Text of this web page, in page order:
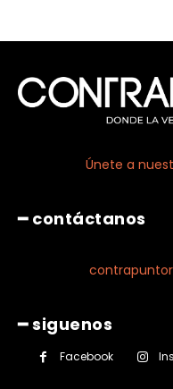
Únete a
━ contáctanos
━ siguenos
Facebook